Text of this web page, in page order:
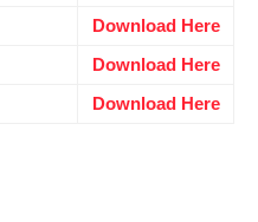
Download Here
Download Here
Download Here